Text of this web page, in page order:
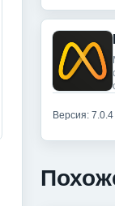
Версия: 7.0.4